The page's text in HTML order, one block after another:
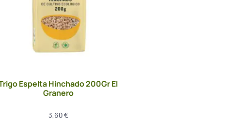
Espelta Hinchado 200Gr El
Granero
3,60€